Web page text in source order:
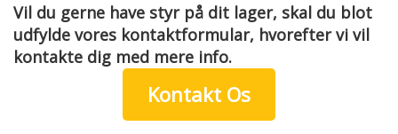
Vil du gerne have styr på dit lager, skal du blot
udfylde vores kontaktformular, hvorefter vi vil
kontakte dig med mere info.
Kontakt Os